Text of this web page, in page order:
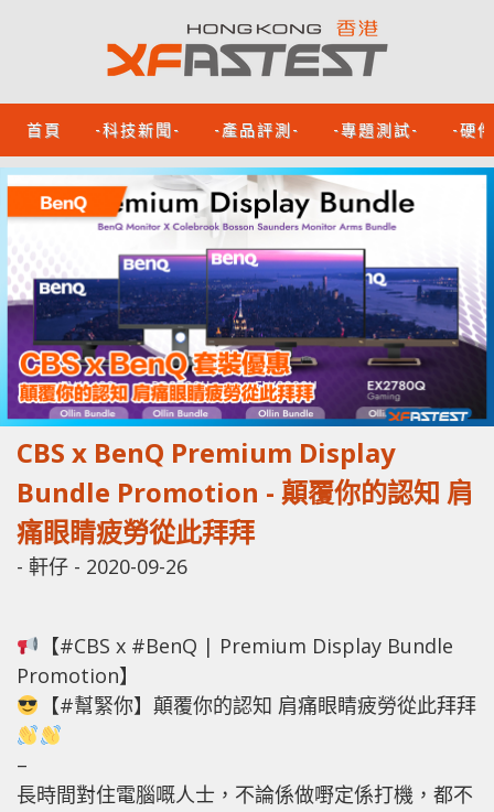
首頁 -科技新聞- -產品評測- -專題測試- -硬
CBS x BenQ Premium Display
Bundle Promotion - 顛覆你的認知 肩
痛眼睛疲勞從此拜拜
- 軒仔 - 2020-09-26
【#CBS x #BenQ | Premium Display Bundle
Promotion】
【#幫緊你】顛覆你的認知 肩痛眼睛疲勞從此拜拜
–
長時間對住電腦嘅人士，不論係做嘢定係打機，都不